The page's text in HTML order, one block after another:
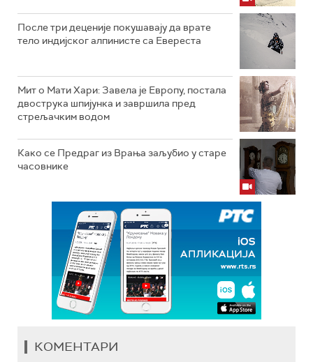
После три деценије покушавају да врате
тело индијског алпинисте са Евереста
Мит о Мати Хари: Завела је Европу, постала
двострука шпијунка и завршила пред
стрељачким водом
Како се Предраг из Врања заљубио у старе
часовнике
КОМЕНТАРИ